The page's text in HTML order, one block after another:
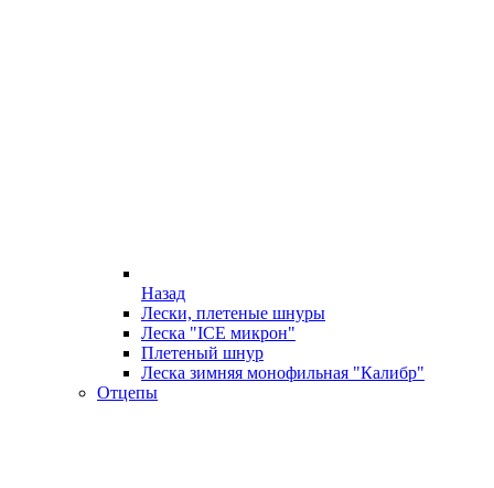
Назад
Лески, плетеные шнуры
Леска "ICE микрон"
Плетеный шнур
Леска зимняя монофильная "Калибр"
Отцепы